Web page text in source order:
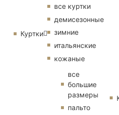
Куртки
все куртки
демисезонные
зимние
итальянские
кожаные
все
большие
размеры
пальто